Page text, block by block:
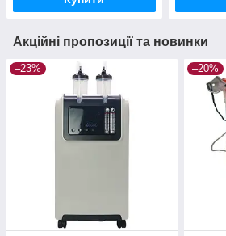
Акційні пропозиції та новинки
–23% –20%